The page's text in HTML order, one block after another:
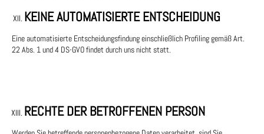
KEINE AUTOMATISIERTE ENTSCHEIDUNG
Eine automatisierte Entscheidungsfindung einschließlich Profiling gemäß Art.
22 Abs. 1 und 4 DS-GVO findet durch uns nicht statt.
RECHTE DER BETROFFENEN PERSON